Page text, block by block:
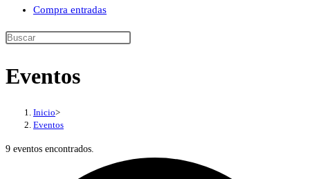
Compra entradas
Buscar
esta
Eventos
Inicio>
Eventos
9 eventos encontrados.